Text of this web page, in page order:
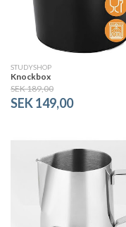
STUDYSHOP
Knockbox
SEK 189,00
SEK 149,00